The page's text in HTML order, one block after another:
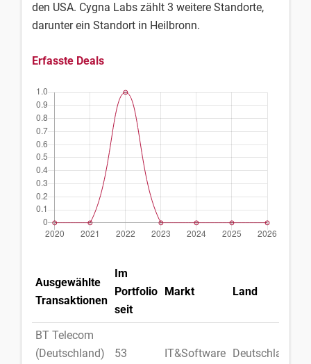
den USA. Cygna Labs zählt 3 weitere Standorte,
darunter ein Standort in Heilbronn.
Erfasste Deals
Ausgewählte
Transaktionen
Im
Portfolio
seit
Markt Land
BT Telecom
(Deutschland)
53 IT&Software Deutschland